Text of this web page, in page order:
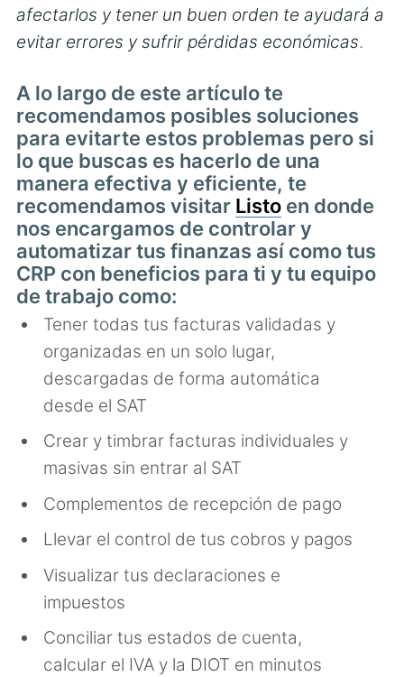
afectarlos y tener un buen orden te ayudará a
evitar errores y sufrir pérdidas económicas.
A lo largo de este artículo te
recomendamos posibles soluciones
para evitarte estos problemas pero si
lo que buscas es hacerlo de una
manera efectiva y eficiente, te
recomendamos visitar Listoen donde
nos encargamos de controlar y
automatizar tus finanzas así como tus
CRP con beneficios para ti y tu equipo
de trabajo como:
Tener todas tus facturas validadas y
organizadas en un solo lugar,
descargadas de forma automática
desde el SAT
Crear y timbrar facturas individuales y
masivas sin entrar al SAT
Complementos de recepción de pago
Llevar el control de tus cobros y pagos
Visualizar tus declaraciones e
impuestos
Conciliar tus estados de cuenta,
calcular el IVA y la DIOT en minutos